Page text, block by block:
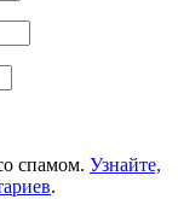
спамом. Узнайте,
.